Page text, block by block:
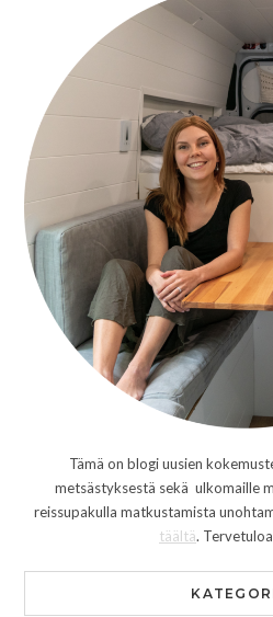
Tämä on blogi uusien
metsästyksestä sekä ulkomaille
reissupakulla matkustamista
täältä.